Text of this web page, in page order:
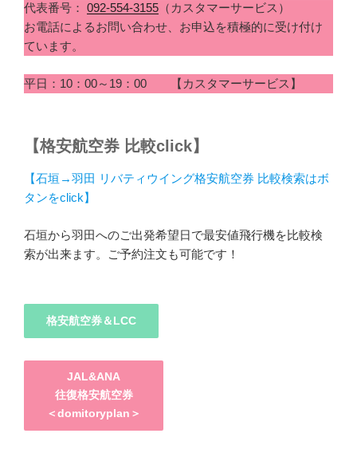
代表番号： 092-554-3155 （カスタマーサービス）
お電話によるお問い合わせ、お申込を積極的に受け付け
ています。
平日：10：00～19：00 【カスタマーサービス】
【格安航空券 比較click】
【石垣→羽田 リバティウイング格安航空券 比較検索はボ
タンをclick】
石垣から羽田へのご出発希望日で最安値飛行機を比較検
索が出来ます。ご予約注文も可能です！
格安航空券＆LCC
JAL&ANA
往復格安航空券
＜domitoryplan＞